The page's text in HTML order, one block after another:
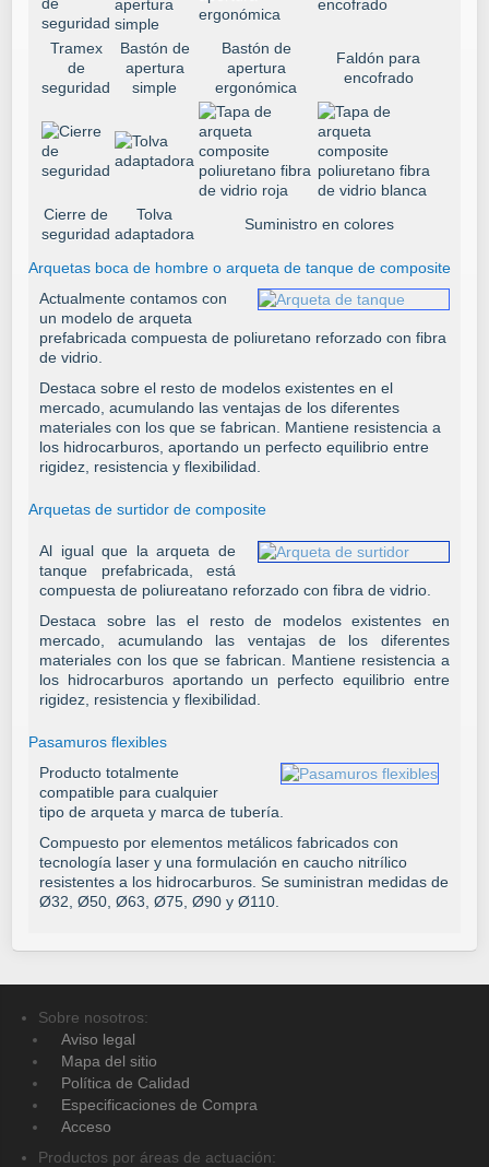
Tramex
de
seguridad
Bastón de
apertura
simple
Bastón de
apertura
ergonómica
Faldón para
encofrado
Cierre de
seguridad
Tolva
adaptadora
Suministro en colores
Arquetas boca de hombre o arqueta de tanque de composite
Actualmente contamos con
un modelo de arqueta
prefabricada compuesta de poliuretano reforzado con fibra
de vidrio.
Destaca sobre el resto de modelos existentes en el
mercado, acumulando las ventajas de los diferentes
materiales con los que se fabrican. Mantiene resistencia a
los hidrocarburos, aportando un perfecto equilibrio entre
rigidez, resistencia y flexibilidad.
Arquetas de surtidor de composite
Al igual que la arqueta de
tanque prefabricada, está
compuesta de poliureatano reforzado con fibra de vidrio.
Destaca sobre las el resto de modelos existentes en
mercado, acumulando las ventajas de los diferentes
materiales con los que se fabrican. Mantiene resistencia a
los hidrocarburos aportando un perfecto equilibrio entre
rigidez, resistencia y flexibilidad.
Pasamuros flexibles
Producto totalmente
compatible para cualquier
tipo de arqueta y marca de tubería.
Compuesto por elementos metálicos fabricados con
tecnología laser y una formulación en caucho nitrílico
resistentes a los hidrocarburos. Se suministran medidas de
Ø32, Ø50, Ø63, Ø75, Ø90 y Ø110.
Sobre nosotros:
Aviso legal
Mapa del sitio
Política de Calidad
Especificaciones de Compra
Acceso
Productos por áreas de actuación: